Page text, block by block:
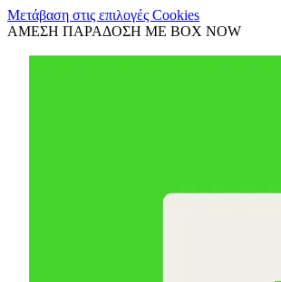
Μετάβαση στις επιλογές Cookies
ΑΜΕΣΗ ΠΑΡΑΔΟΣΗ ΜΕ BOX NOW